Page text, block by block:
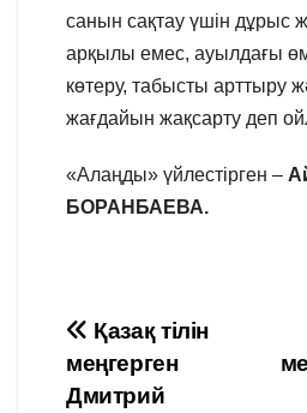
санын сақтау үшін дұрыс
арқылы емес, ауылдағы
көтеру, табысты арттыру
жағдайын жақсарту деп
«Алаңды» үйлестірген –
БОРАНБАЕВА.
Навигация
по
Қазақ тілін
меңгерген
Дмитрий